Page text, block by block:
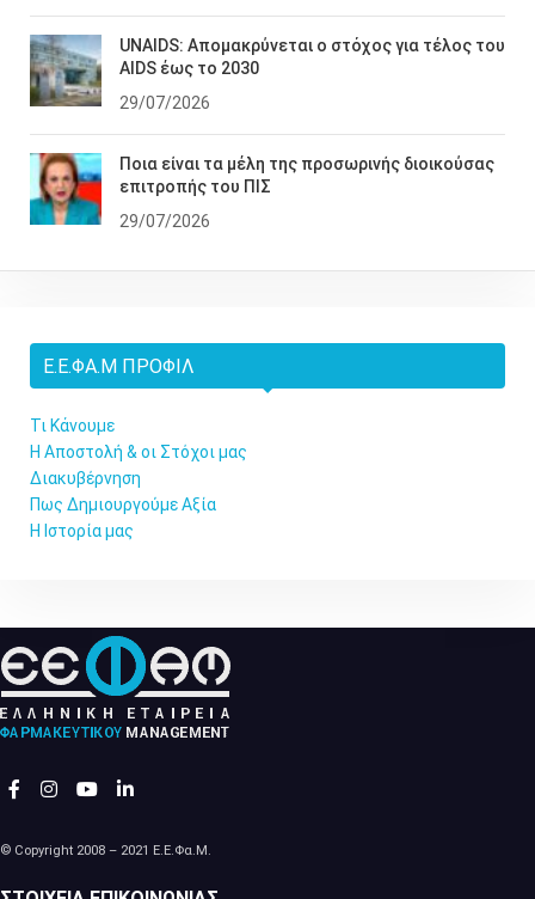
UNAIDS: Απομακρύνεται ο στόχος για τέλος του
AIDS έως το 2030
29/07/2026
Ποια είναι τα μέλη της προσωρινής διοικούσας
επιτροπής του ΠΙΣ
29/07/2026
Ε.Ε.ΦΑ.Μ ΠΡΟΦΊΛ
Τι Κάνουμε
Η Αποστολή & οι Στόχοι μας
Διακυβέρνηση
Πως Δημιουργούμε Αξία
Η Ιστορία μας
© Copyright 2008 – 2021 Ε.Ε.Φα.Μ.